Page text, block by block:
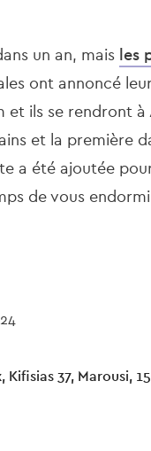
un an, mais les
ont annoncé
ils se rendront
et la première
a été ajoutée
de vous
37, Marousi,